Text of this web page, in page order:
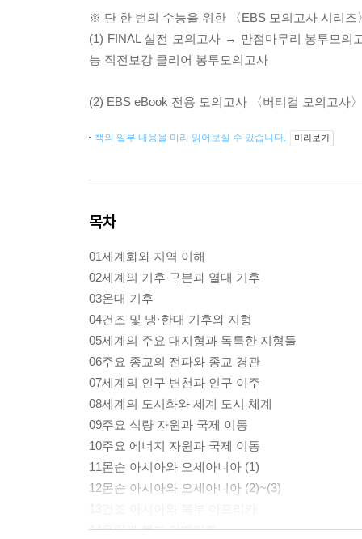
※ 단 한 번의 수능을 위한 〈EBS 모의고사 시리즈
(1) FINAL 실전 모의고사 → 만점마무리 봉투모
능 직전보강 클리어 봉투모의고사
(2) EBS eBook 전용 모의고사 〈버티컬 모의고사
책의 일부 내용을 미리 읽어보실 수 있습니다. 미리보기
목차
01세계화와 지역 이해
02세계의 기후 구분과 열대 기후
03온대 기후
04건조 및 냉·한대 기후와 지형
05세계의 주요 대지형과 독특한 지형들
06주요 종교의 전파와 종교 경관
07세계의 인구 변천과 인구 이주
08세계의 도시화와 세계 도시 체계
09주요 식량 자원과 국제 이동
10주요 에너지 자원과 국제 이동
11몬순 아시아와 오세아니아 (1)
12몬순 아시아와 오세아니아 (2)~(3)
14유럽과 북부 아메리카